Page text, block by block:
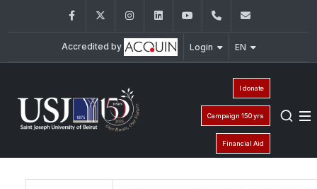
FacebookTwitter InstagramLinkedInYouTube+961 (1) 421 240
Accredited by Login EN
I donate
Campaign 150 yrs
Financial Aid